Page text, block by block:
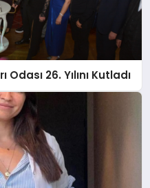
26. Yılını Kutladı